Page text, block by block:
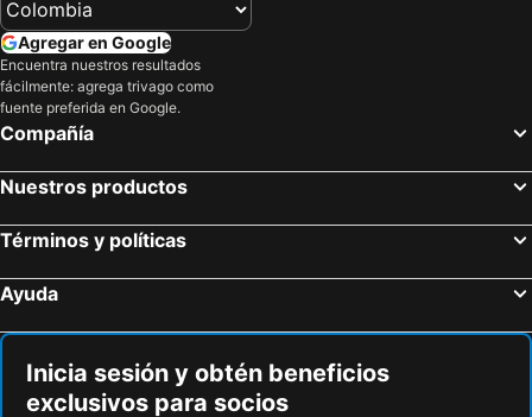
Agregar en Google
Encuentra nuestros resultados
fácilmente: agrega trivago como
fuente preferida en Google.
Compañía
Nuestros productos
Términos y políticas
Ayuda
Inicia sesión y obtén beneficios
exclusivos para socios